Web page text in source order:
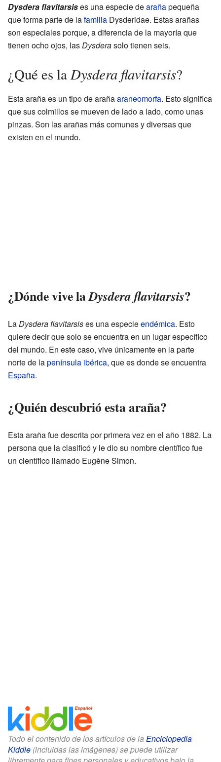
Dysdera flavitarsises una especie dearañapequeña
que forma parte de lafamilia Dysderidae. Estas arañas
son especiales porque, a diferencia de la mayoría que
tienen ocho ojos, lasDysderasolo tienen seis.
¿Qué es laDysdera flavitarsis?
Esta araña es un tipo de arañaaraneomorfa. Esto significa
que sus colmillos se mueven de lado a lado, como unas
pinzas. Son las arañas más comunes y diversas que
existen en el mundo.
¿Dónde vive laDysdera flavitarsis?
LaDysdera flavitarsises una especieendémica. Esto
quiere decir que solo se encuentra en un lugar específico
del mundo. En este caso, vive únicamente en la parte
norte de lapenínsula ibérica, que es donde se encuentra
España.
¿Quién descubrió esta araña?
Esta araña fue descrita por primera vez en el año 1882. La
persona que la clasificó y le dio su nombre científico fue
un científico llamado Eugène Simon.
Todo el contenido de los artículos de la Enciclopedia
Kiddle (incluidas las imágenes) se puede utilizar